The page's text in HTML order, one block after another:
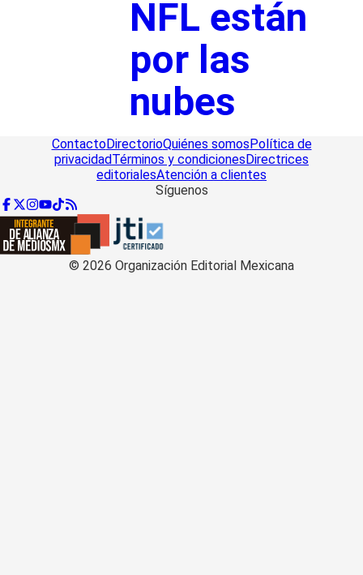
NFL están
por las
nubes
ContactoDirectorioQuiénes somosPolítica de
privacidadTérminos y condicionesDirectrices
editorialesAtención a clientes
Síguenos
© 2026 Organización Editorial Mexicana